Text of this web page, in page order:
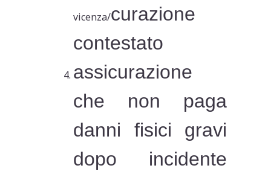
vicenza/curazione
contestato
assicurazione
che non paga
danni fisici gravi
dopo incidente